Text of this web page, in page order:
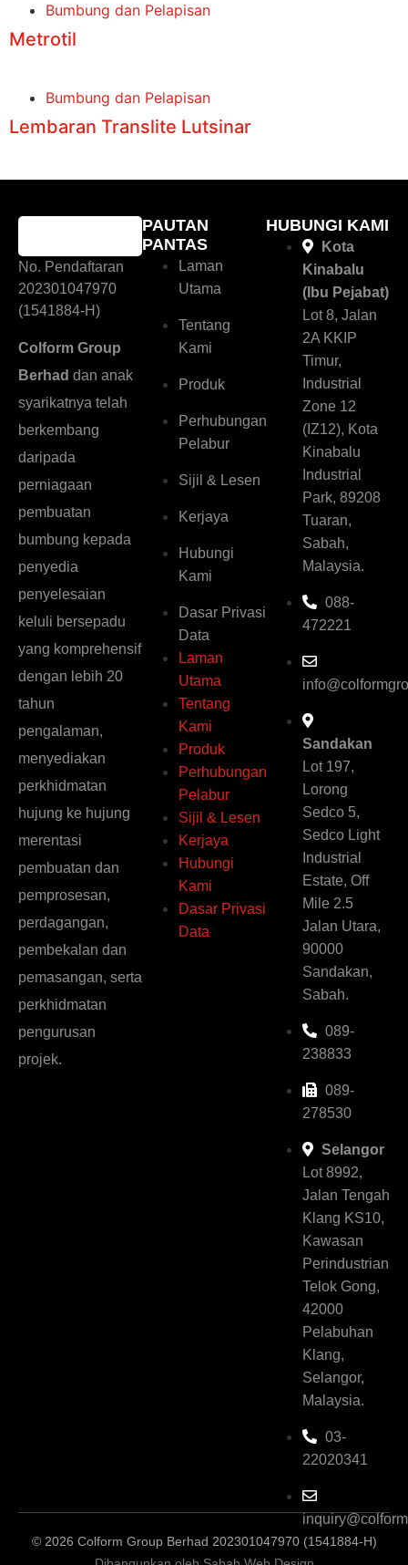
Bumbung dan Pelapisan
Metrotil
Bumbung dan Pelapisan
Lembaran Translite Lutsinar
No. Pendaftaran
202301047970
(1541884-H)
Colform Group
Berhad dan anak
syarikatnya telah
berkembang
daripada
perniagaan
pembuatan
bumbung kepada
penyedia
penyelesaian
keluli bersepadu
yang komprehensif
dengan lebih 20
tahun
pengalaman,
menyediakan
perkhidmatan
hujung ke hujung
merentasi
pembuatan dan
pemprosesan,
perdagangan,
pembekalan dan
pemasangan, serta
perkhidmatan
pengurusan
projek.
PAUTAN
PANTAS
Laman
Utama
Tentang
Kami
Produk
Perhubungan
Pelabur
Sijil & Lesen
Kerjaya
Hubungi
Kami
Dasar Privasi
Data
Laman
Utama
Tentang
Kami
Produk
Perhubungan
Pelabur
Sijil & Lesen
Kerjaya
Hubungi
Kami
Dasar Privasi
Data
HUBUNGI KAMI
Kota
Kinabalu
(Ibu Pejabat)
Lot 8, Jalan
2A KKIP
Timur,
Industrial
Zone 12
(IZ12), Kota
Kinabalu
Industrial
Park, 89208
Tuaran,
Sabah,
Malaysia.
088-
472221
Sandakan
Lot 197,
Lorong
Sedco 5,
Sedco Light
Industrial
Estate, Off
Mile 2.5
Jalan Utara,
90000
Sandakan,
Sabah.
089-
238833
089-
278530
Selangor
Lot 8992,
Jalan Tengah
Klang KS10,
Kawasan
Perindustrian
Telok Gong,
42000
Pelabuhan
Klang,
Selangor,
Malaysia.
03-
22020341
© 2026 Colform Group Berhad 202301047970 (1541884-H)